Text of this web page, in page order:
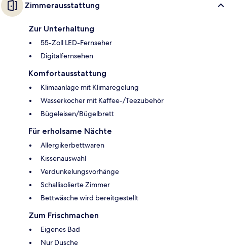
Zimmerausstattung
Zur Unterhaltung
55-Zoll LED-Fernseher
Digitalfernsehen
Komfortausstattung
Klimaanlage mit Klimaregelung
Wasserkocher mit Kaffee-/Teezubehör
Bügeleisen/Bügelbrett
Für erholsame Nächte
Allergikerbettwaren
Kissenauswahl
Verdunkelungsvorhänge
Schallisolierte Zimmer
Bettwäsche wird bereitgestellt
Zum Frischmachen
Eigenes Bad
Nur Dusche